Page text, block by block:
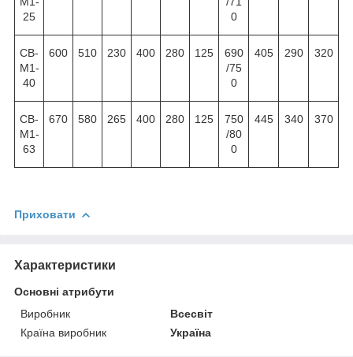
25
0
СВ-
М1-
40
600 510 230 400 280 125
690
/75
0
405 290 320
СВ-
М1-
63
670 580 265 400 280 125
750
/80
0
445 340 370
Приховати
Характеристики
Основні атрибути
Виробник
Всесвіт
Країна виробник
Україна